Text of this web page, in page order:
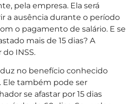
pela empresa. Ela será
a ausência durante o período
o pagamento de salário. E se
mais de 15 dias? A
do INSS.
no benefício conhecido
Ele também pode ser
se afastar por 15 dias